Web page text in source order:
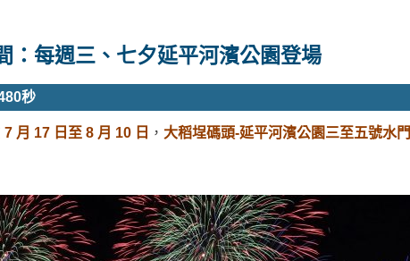
：每週三、七夕延平河濱公園登場
秒
7 月 17 日至 8 月 10 日 ， 大稻埕碼頭-延平河濱公園三至五號水門